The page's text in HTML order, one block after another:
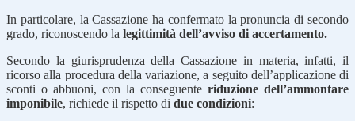
In particolare, la Cassazione ha confermato la pronuncia di secondo
grado, riconoscendo la legittimità dell’avviso di accertamento.
Secondo la giurisprudenza della Cassazione in materia, infatti, il
ricorso alla procedura della variazione, a seguito dell’applicazione di
sconti o abbuoni, con la conseguente riduzione dell’ammontare
imponibile, richiede il rispetto di due condizioni: